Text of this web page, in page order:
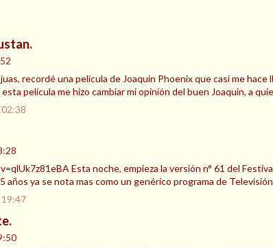
recordé una película de Joaquin Phoenix que casi me
película me hizo cambiar mi opinión del buen Joaquin, a
Esta noche, empieza la versión n° 61 del
años ya se nota mas como un genérico programa de